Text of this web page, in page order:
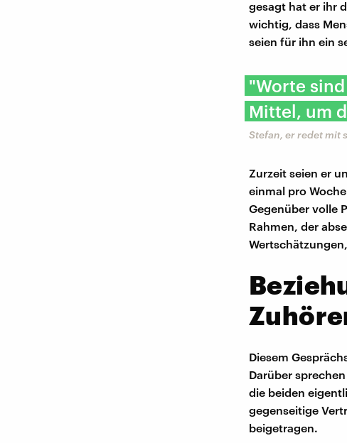
gesagt hat er ihr
wichtig, dass
seien für ihn ein
"Worte
Mittel, um
Stefan, er redet mit
Zurzeit seien er
einmal pro
Gegenüber volle
Rahmen, der
Diesem
Darüber
die beiden
gegenseitige
beigetragen.